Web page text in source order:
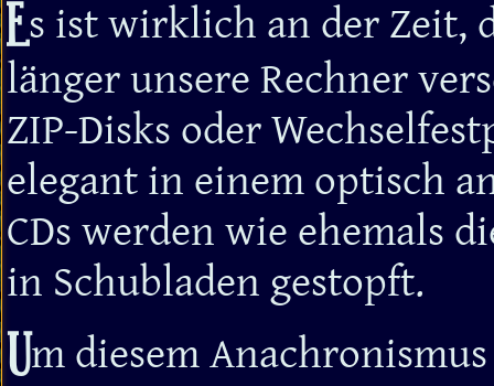
Es ist wirklich an der Zeit,
länger unsere Rechner
ZIP-Disks oder
elegant in einem optisch
CDs werden wie ehemals
in Schubladen gestopft.
Um diesem